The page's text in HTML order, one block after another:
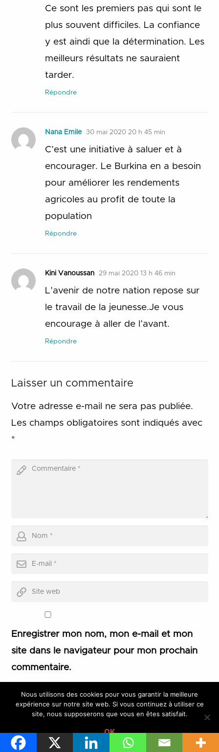
Ce sont les premiers pas qui sont le
plus souvent difficiles. La confiance
y est aindi que la détermination. Les
meilleurs résultats ne sauraient
tarder.
Répondre
Nana Emile 30 mai 2020 20 h 45 min
C’est une initiative à saluer et à
encourager. Le Burkina en a besoin
pour améliorer les rendements
agricoles au profit de toute la
population
Répondre
Kini Vanoussan 29 mai 2020 13 h 46 min
L’avenir de notre nation repose sur
le travail de la jeunesse.Je vous
encourage à aller de l’avant.
Répondre
Laisser un commentaire
Votre adresse e-mail ne sera pas publiée.
Les champs obligatoires sont indiqués avec
*
Enregistrer mon nom, mon e-mail et mon
site dans le navigateur pour mon prochain
commentaire.
LAISSER UN COMMENTAIRE
Nous utilisons des cookies pour vous garantir la meilleure
expérience sur notre site web. Si vous continuez à utiliser ce
site, nous supposerons que vous en êtes satisfait.
OK